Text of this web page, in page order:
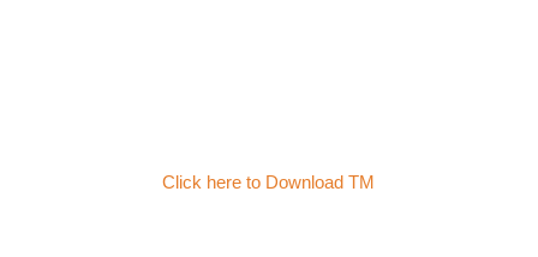
Click here to Download TM